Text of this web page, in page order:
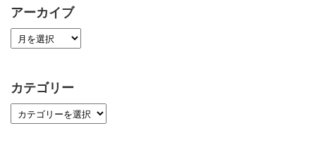
アーカイブ
カテゴリー